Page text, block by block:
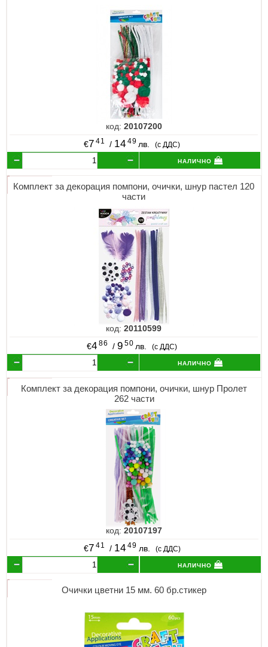
код: 20107200
€7 41 / 14 49 лв. (с ДДС)
налично
Комплект за декорация помпони, очички, шнур пастел 120
части
код: 20110599
€4 86 / 9 50 лв. (с ДДС)
налично
Комплект за декорация помпони, очички, шнур Пролет
262 части
код: 20107197
€7 41 / 14 49 лв. (с ДДС)
налично
Очички цветни 15 мм. 60 бр.стикер